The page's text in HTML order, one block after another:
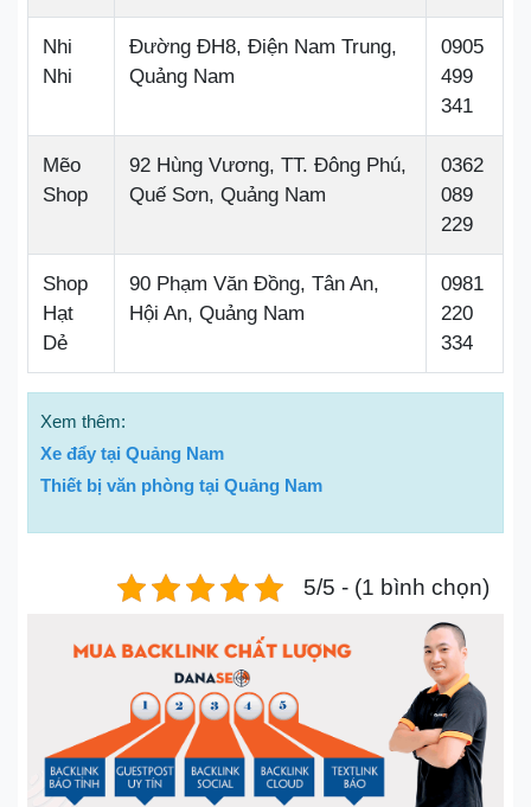
Nhi
Nhi
Đường ĐH8, Điện Nam Trung,
Quảng Nam
0905
499
341
Mẽo
Shop
92 Hùng Vương, TT. Đông Phú,
Quế Sơn, Quảng Nam
0362
089
229
Shop
Hạt
Dẻ
90 Phạm Văn Đồng, Tân An,
Hội An, Quảng Nam
0981
220
334
Xem thêm:
Xe đẩy tại Quảng Nam
Thiết bị văn phòng tại Quảng Nam
5/5 - (1 bình chọn)